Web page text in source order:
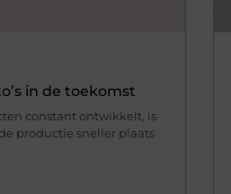
in de toekomst
constant ontwikkelt, is
productie sneller plaats